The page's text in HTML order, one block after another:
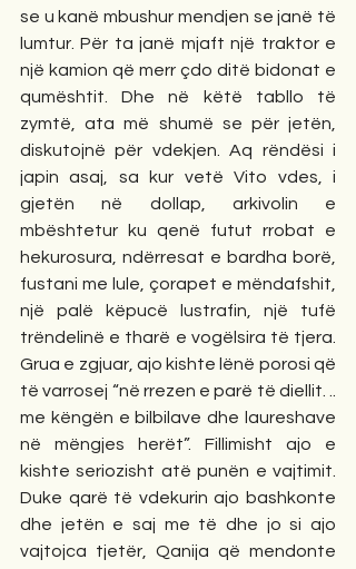
se u kanë mbushur mendjen se janë të
lumtur. Për ta janë mjaft një traktor e
një kamion që merr çdo ditë bidonat e
qumështit. Dhe në këtë tabllo të
zymtë, ata më shumë se për jetën,
diskutojnë për vdekjen. Aq rëndësi i
japin asaj, sa kur vetë Vito vdes, i
gjetën në dollap, arkivolin e
mbështetur ku qenë futut rrobat e
hekurosura, ndërresat e bardha borë,
fustani me lule, çorapet e mëndafshit,
një palë këpucë lustrafin, një tufë
trëndelinë e tharë e vogëlsira të tjera.
Grua e zgjuar, ajo kishte lënë porosi që
të varrosej “në rrezen e parë të diellit. ..
me këngën e bilbilave dhe laureshave
në mëngjes herët”. Fillimisht ajo e
kishte seriozisht atë punën e vajtimit.
Duke qarë të vdekurin ajo bashkonte
dhe jetën e saj me të dhe jo si ajo
vajtojca tjetër, Qanija që mendonte